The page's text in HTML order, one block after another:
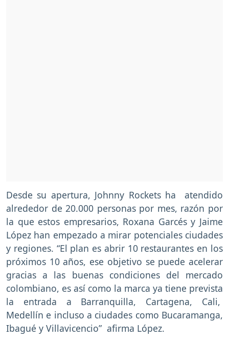
Desde su apertura, Johnny Rockets ha atendido
alrededor de 20.000 personas por mes, razón por
la que estos empresarios, Roxana Garcés y Jaime
López han empezado a mirar potenciales ciudades
y regiones. “El plan es abrir 10 restaurantes en los
próximos 10 años, ese objetivo se puede acelerar
gracias a las buenas condiciones del mercado
colombiano, es así como la marca ya tiene prevista
la entrada a Barranquilla, Cartagena, Cali,
Medellín e incluso a ciudades como Bucaramanga,
Ibagué y Villavicencio” afirma López.